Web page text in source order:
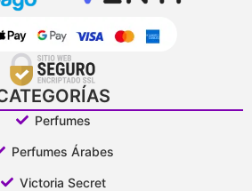
Perfumes
Perfumes Árabes
Victoria Secret